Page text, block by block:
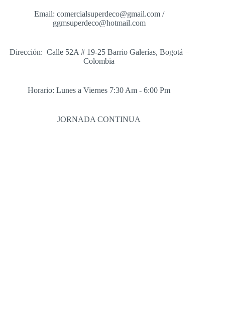
Email: comercialsuperdeco@gmail.com /
ggmsuperdeco@hotmail.com
Dirección: Calle 52A # 19-25 Barrio Galerías, Bogotá –
Colombia
Horario: Lunes a Viernes 7:30 Am - 6:00 Pm
JORNADA CONTINUA